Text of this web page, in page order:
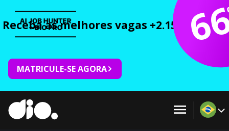
Receba as melhores vagas +2.150 cursos
MATRICULE-SE AGORA